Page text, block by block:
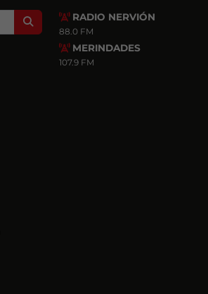
Search RADIO NERVIÓN
88.0 FM
MERINDADES
107.9 FM